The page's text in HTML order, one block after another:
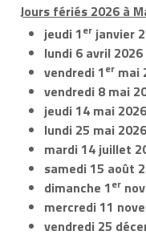
Jours fériés 2026 à
jeudi 1er janvier
lundi 6 avril 2026
vendredi 1er mai
vendredi 8 mai
jeudi 14 mai 2026
lundi 25 mai 2026
mardi 14 juillet
samedi 15 août
dimanche 1er
mercredi 11
vendredi 25